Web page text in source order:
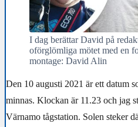
I dag berättar David på
oförglömliga mötet med en
montage: David Alin
Den 10 augusti 2021 är ett datum
minnas. Klockan är 11.23 och jag
Värnamo tågstation. Solen steker